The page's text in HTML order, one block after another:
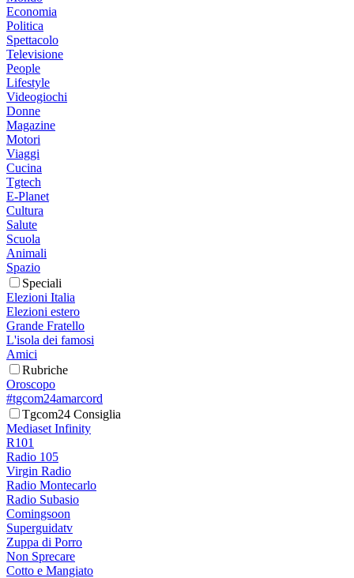
Economia
Politica
Spettacolo
Televisione
People
Lifestyle
Videogiochi
Donne
Magazine
Motori
Viaggi
Cucina
Tgtech
E-Planet
Cultura
Salute
Scuola
Animali
Spazio
Speciali
Elezioni Italia
Elezioni estero
Grande Fratello
L'isola dei famosi
Amici
Rubriche
Oroscopo
#tgcom24amarcord
Tgcom24 Consiglia
Mediaset Infinity
R101
Radio 105
Virgin Radio
Radio Montecarlo
Radio Subasio
Comingsoon
Superguidatv
Zuppa di Porro
Non Sprecare
Cotto e Mangiato